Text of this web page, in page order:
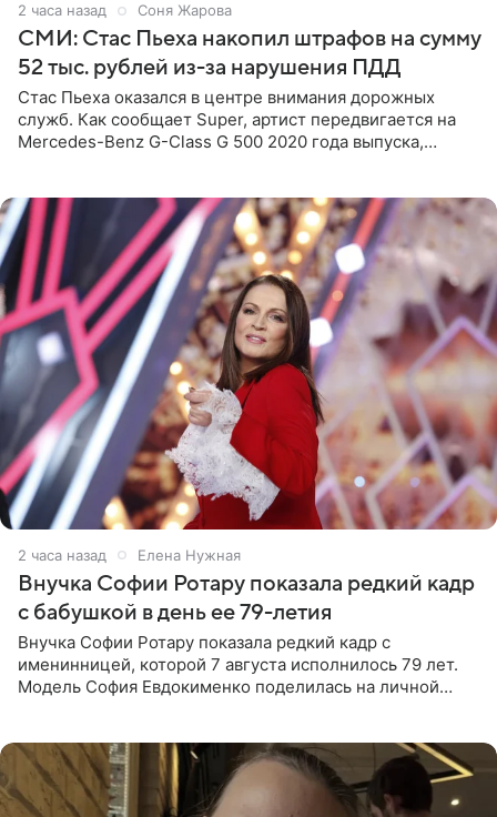
2 часа назад Соня Жарова
СМИ: Стас Пьеха накопил штрафов на сумму
52 тыс. рублей из-за нарушения ПДД
Стас Пьеха оказался в центре внимания дорожных
служб. Как сообщает Super, артист передвигается на
Mercedes-Benz G-Class G 500 2020 года выпуска,
2 часа назад Елена Нужная
Внучка Софии Ротару показала редкий кадр
с бабушкой в день ее 79-летия
Внучка Софии Ротару показала редкий кадр с
именинницей, которой 7 августа исполнилось 79 лет.
Модель София Евдокименко поделилась на личной